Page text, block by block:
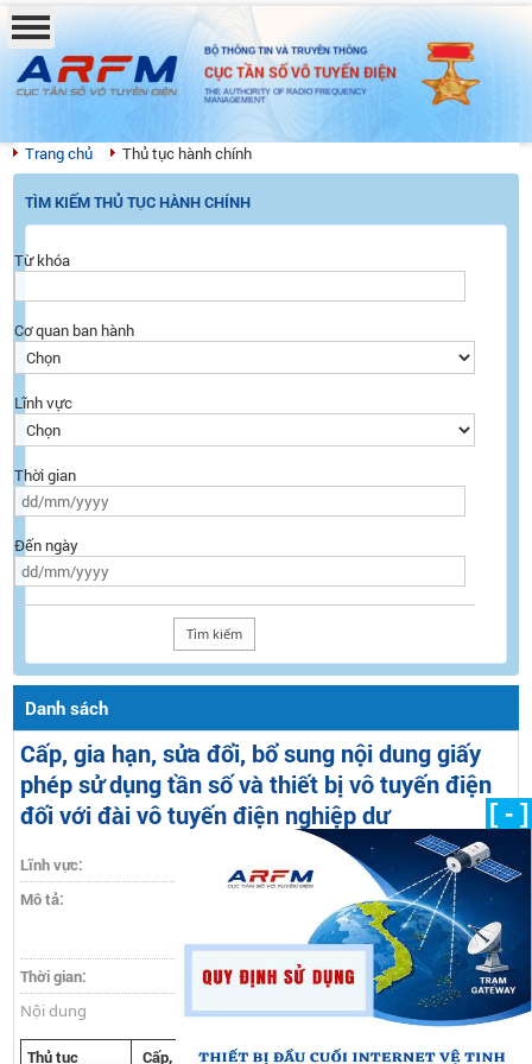
BỘ THÔNG TIN VÀ TRUYỀN THÔNG
CỤC TẦN SỐ VÔ TUYẾN ĐIỆN
THE AUTHORITY OF RADIO FREQUENCY
MANAGEMENT
Trang chủ Thủ tục hành chính
TÌM KIẾM THỦ TỤC HÀNH CHÍNH
Từ khóa
Cơ quan ban hành
Lĩnh vực
Thời gian
Đến ngày
Danh sách
Cấp, gia hạn, sửa đổi, bổ sung nội dung giấy
phép sử dụng tần số và thiết bị vô tuyến điện
đối với đài vô tuyến điện nghiệp dư
Lĩnh vực:
Đài vô tuyến điện nghiệp dư
Mô tả:
Cấp, gia hạn, sửa đổi, bổ sung nội dung giấy
phép sử dụng tần số và thiết bị vô tuyến điện
đối với đài vô tuyến điện nghiệp dư
Thời gian:
08/05/2015
Nội dung
Thủ tục Cấp, gia hạn, sửa đổi, bổ sung nội dung giấy phép sử
[ - ]